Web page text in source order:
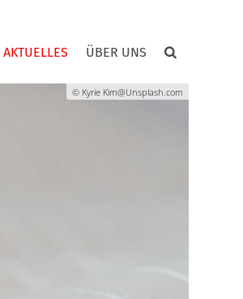
AKTUELLES ÜBER UNS
© Kyrie Kim@Unsplash.com